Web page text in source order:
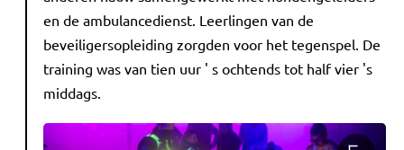
en de ambulancedienst. Leerlingen van de
beveiligersopleiding zorgden voor het tegenspel. De
training was van tien uur ' s ochtends tot half vier 's
middags.